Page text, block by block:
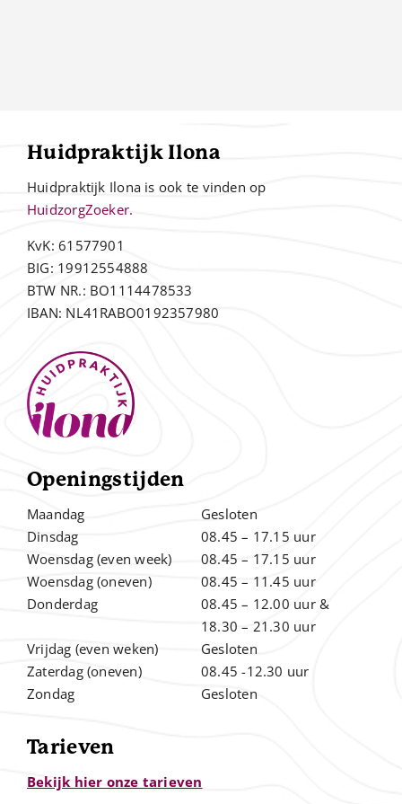
Huidpraktijk Ilona
Huidpraktijk Ilona is ook te vinden op
HuidzorgZoeker.
KvK: 61577901
BIG: 19912554888
BTW NR.: BO1114478533
IBAN: NL41RABO0192357980
Openingstijden
Maandag
Dinsdag
Woensdag (even week)
Woensdag (oneven)
Donderdag
Vrijdag (even weken)
Zaterdag (oneven)
Zondag
Gesloten
08.45 – 17.15 uur
08.45 – 17.15 uur
08.45 – 11.45 uur
08.45 – 12.00 uur &
18.30 – 21.30 uur
Gesloten
08.45 -12.30 uur
Gesloten
Tarieven
Bekijk hier onze tarieven